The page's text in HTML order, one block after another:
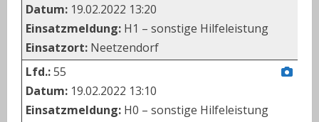
Datum: 19.02.2022 13:20
Einsatzmeldung: H1 – sonstige Hilfeleistung
Einsatzort: Neetzendorf
Lfd.:55
Datum: 19.02.2022 13:10
Einsatzmeldung: H0 – sonstige Hilfeleistung